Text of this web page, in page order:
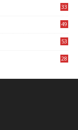
33
49
53
28